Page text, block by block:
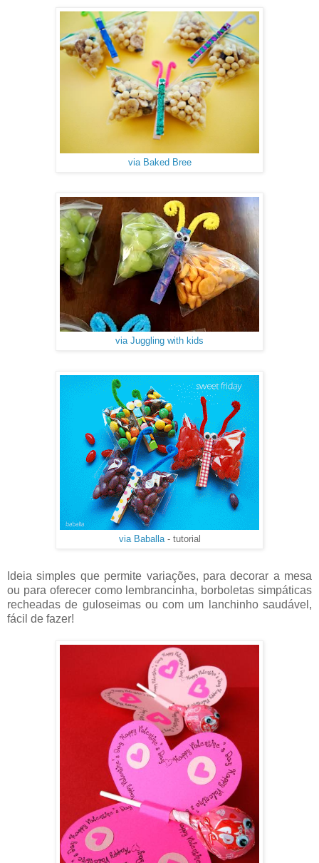
via Baked Bree
via Juggling with kids
via Baballa- tutorial
Ideia simples que permite variações, para decorar a mesa
ou para oferecer como lembrancinha, borboletas simpáticas
recheadas de guloseimas ou com um lanchinho saudável,
fácil de fazer!